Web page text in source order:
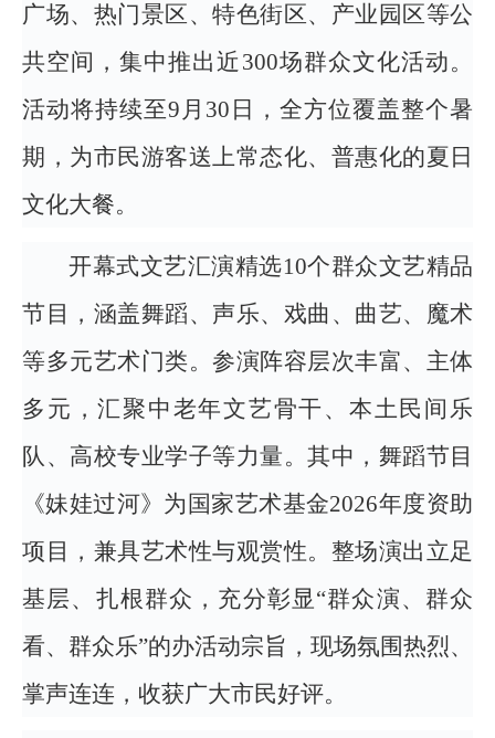
广场、热门景区、特色街区、产业园区等公
共空间，集中推出近300场群众文化活动。
活动将持续至9月30日，全方位覆盖整个暑
期，为市民游客送上常态化、普惠化的夏日
文化大餐。
开幕式文艺汇演精选10个群众文艺精品
节目，涵盖舞蹈、声乐、戏曲、曲艺、魔术
等多元艺术门类。参演阵容层次丰富、主体
多元，汇聚中老年文艺骨干、本土民间乐
队、高校专业学子等力量。其中，舞蹈节目
《妹娃过河》为国家艺术基金2026年度资助
项目，兼具艺术性与观赏性。整场演出立足
基层、扎根群众，充分彰显“群众演、群众
看、群众乐”的办活动宗旨，现场氛围热烈、
掌声连连，收获广大市民好评。